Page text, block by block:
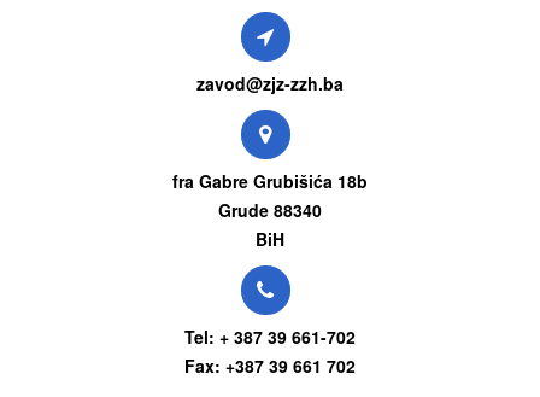
zavod@zjz-zzh.ba
fra Gabre Grubišića 18b
Grude 88340
BiH
Tel: + 387 39 661-702
Fax: +387 39 661 702